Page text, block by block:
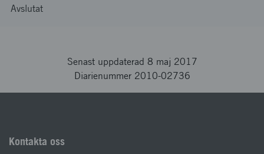
Avslutat
Senast uppdaterad 8 maj 2017
Diarienummer 2010-02736
Kontakta oss